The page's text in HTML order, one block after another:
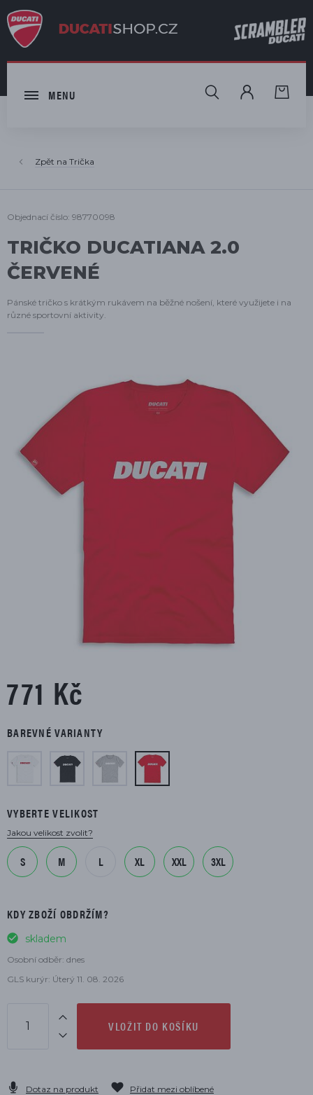
MENU HLEDAT
Trička
Objednací číslo: 98770098
TRIČKO DUCATIANA 2.0
ČERVENÉ
Pánské tričko s krátkým rukávem na běžné nošení, které využijete i na
různé sportovní aktivity.
771 Kč
BAREVNÉ VARIANTY
VYBERTE VELIKOST
Jakou velikost zvolit?
S M L XL XXL 3XL
KDY ZBOŽÍ OBDRŽÍM?
skladem
Osobní odběr: dnes
GLS kurýr: Úterý 11. 08. 2026
VLOŽIT DO KOŠÍKU
Dotaz na produkt Přidat mezi oblíbené